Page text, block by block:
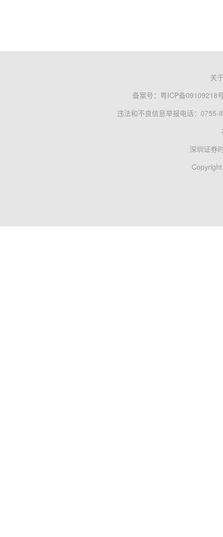
关
备案号： 粤ICP备09109218
违法和不良信息举报电话：0755-
深圳证券